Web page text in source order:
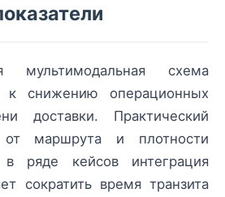
мультимодальная схема
к снижению операционных
доставки. Практический
от маршрута и плотности
в ряде кейсов интеграция
сократить время транзита